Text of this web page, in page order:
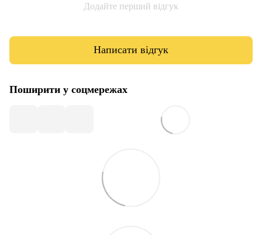
Додайте перший відгук
Написати відгук
Поширити у соцмережах